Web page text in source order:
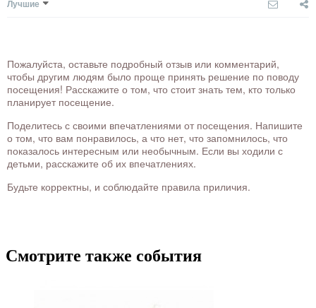
Лучшие
Пожалуйста, оставьте подробный отзыв или комментарий,
чтобы другим людям было проще принять решение по поводу
посещения! Расскажите о том, что стоит знать тем, кто только
планирует посещение.
Поделитесь с своими впечатлениями от посещения. Напишите
о том, что вам понравилось, а что нет, что запомнилось, что
показалось интересным или необычным. Если вы ходили с
детьми, расскажите об их впечатлениях.
Будьте корректны, и соблюдайте правила приличия.
Смотрите также события